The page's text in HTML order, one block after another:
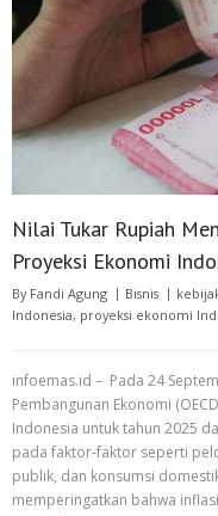
Nilai Tukar Rupiah
Proyeksi Ekonomi
By Fandi Agung Bisnis
Indonesia, proyeksi ekonomi
infoemas.id – Pada 24
Pembangunan Ekonomi
Indonesia untuk tahun 2025
pada faktor-faktor seperti
publik, dan konsumsi
memperingatkan bahwa